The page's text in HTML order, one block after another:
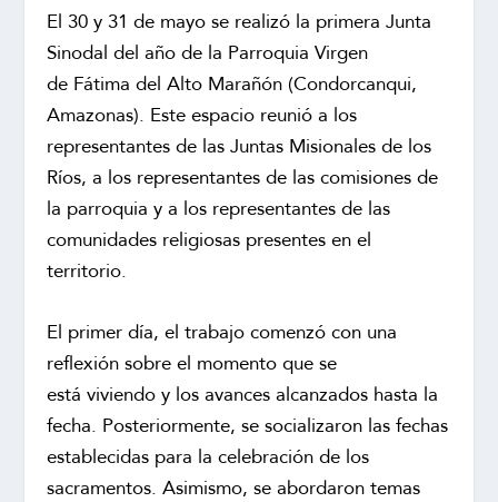
El 30 y 31 de mayo se realizó la primera Junta
Sinodal del año de la Parroquia Virgen
de Fátima del Alto Marañón (Condorcanqui,
Amazonas). Este espacio reunió a los
representantes de las Juntas Misionales de los
Ríos, a los representantes de las comisiones de
la parroquia y a los representantes de las
comunidades religiosas presentes en el
territorio.
El primer día, el trabajo comenzó con una
reflexión sobre el momento que se
está viviendo y los avances alcanzados hasta la
fecha. Posteriormente, se socializaron las fechas
establecidas para la celebración de los
sacramentos. Asimismo, se abordaron temas